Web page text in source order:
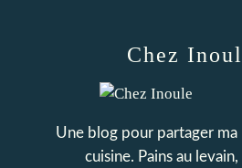
Chez
Une blog pour partager ma
cuisine. Pains au levain,